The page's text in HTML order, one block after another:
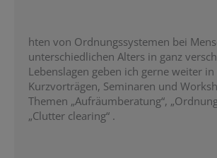
hten von Ordnungssystemen bei
unterschiedlichen Alters in ganz
Lebenslagen geben ich gerne weiter in
Kurzvorträgen, Seminaren und
Themen „Aufräumberatung“,
„Clutter clearing“ .